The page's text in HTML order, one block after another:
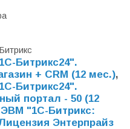
Битрикс24".
+ CRM (12 мес.),
Битрикс24".
портал - 50 (12
"1С-Битрикс:
Энтерпрайз